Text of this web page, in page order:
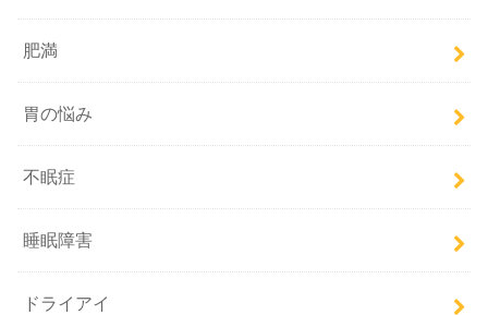
肥満
胃の悩み
不眠症
睡眠障害
ドライアイ